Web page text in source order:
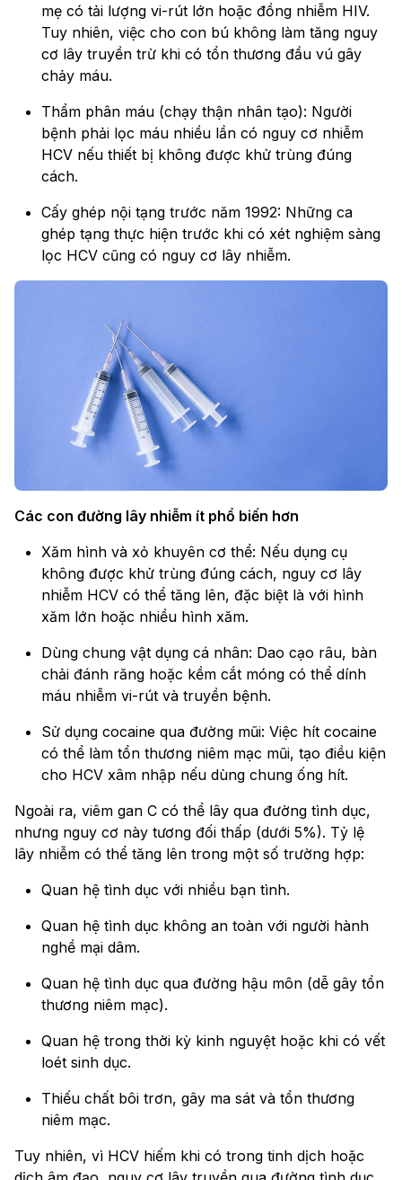
mẹ có tải lượng vi-rút lớn hoặc đồng nhiễm HIV.
Tuy nhiên, việc cho con bú không làm tăng nguy
cơ lây truyền trừ khi có tổn thương đầu vú gây
chảy máu.
Thẩm phân máu (chạy thận nhân tạo): Người
bệnh phải lọc máu nhiều lần có nguy cơ nhiễm
HCV nếu thiết bị không được khử trùng đúng
cách.
Cấy ghép nội tạng trước năm 1992: Những ca
ghép tạng thực hiện trước khi có xét nghiệm sàng
lọc HCV cũng có nguy cơ lây nhiễm.
Các con đường lây nhiễm ít phổ biến hơn
Xăm hình và xỏ khuyên cơ thể: Nếu dụng cụ
không được khử trùng đúng cách, nguy cơ lây
nhiễm HCV có thể tăng lên, đặc biệt là với hình
xăm lớn hoặc nhiều hình xăm.
Dùng chung vật dụng cá nhân: Dao cạo râu, bàn
chải đánh răng hoặc kềm cắt móng có thể dính
máu nhiễm vi-rút và truyền bệnh.
Sử dụng cocaine qua đường mũi: Việc hít cocaine
có thể làm tổn thương niêm mạc mũi, tạo điều kiện
cho HCV xâm nhập nếu dùng chung ống hít.
Ngoài ra, viêm gan C có thể lây qua đường tình dục,
nhưng nguy cơ này tương đối thấp (dưới 5%). Tỷ lệ
lây nhiễm có thể tăng lên trong một số trường hợp:
Quan hệ tình dục với nhiều bạn tình.
Quan hệ tình dục không an toàn với người hành
nghề mại dâm.
Quan hệ tình dục qua đường hậu môn (dễ gây tổn
thương niêm mạc).
Quan hệ trong thời kỳ kinh nguyệt hoặc khi có vết
loét sinh dục.
Thiếu chất bôi trơn, gây ma sát và tổn thương
niêm mạc.
Tuy nhiên, vì HCV hiếm khi có trong tinh dịch hoặc